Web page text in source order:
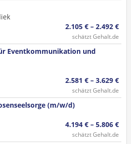
2.105 € – 2.492 €
schätzt Gehalt.de
Eventkommunikation und
2.581 € – 3.629 €
schätzt Gehalt.de
(m/w/d)
4.194 € – 5.806 €
schätzt Gehalt.de